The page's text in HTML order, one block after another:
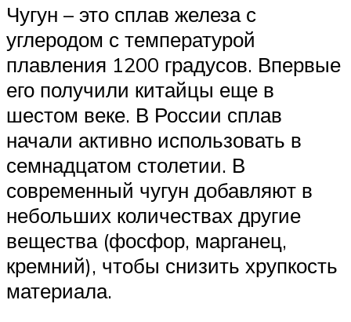
Чугун – это сплав железа с
углеродом с температурой
плавления 1200 градусов. Впервые
его получили китайцы еще в
шестом веке. В России сплав
начали активно использовать в
семнадцатом столетии. В
современный чугун добавляют в
небольших количествах другие
вещества (фосфор, марганец,
кремний), чтобы снизить хрупкость
материала.